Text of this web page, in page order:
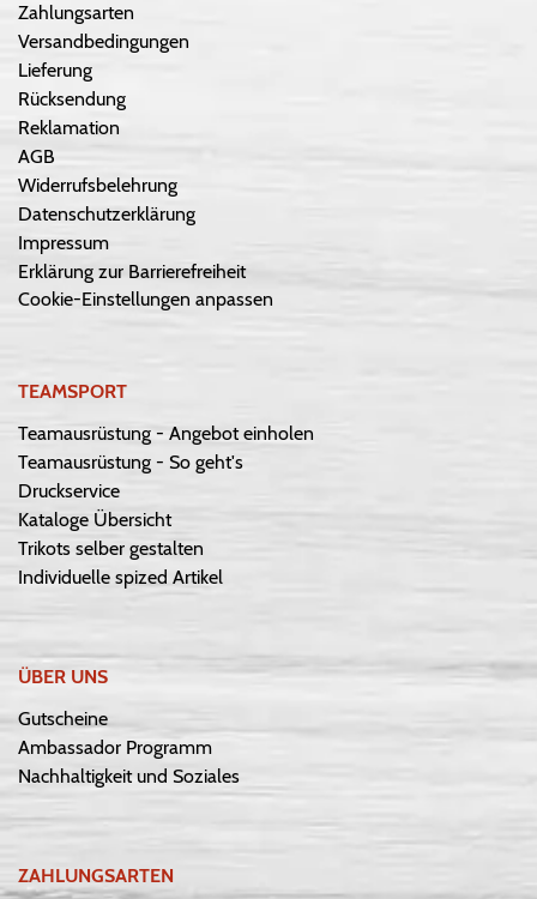
Zahlungsarten
Versandbedingungen
Lieferung
Rücksendung
Reklamation
AGB
Widerrufsbelehrung
Datenschutzerklärung
Impressum
Erklärung zur Barrierefreiheit
Cookie-Einstellungen anpassen
TEAMSPORT
Teamausrüstung - Angebot einholen
Teamausrüstung - So geht's
Druckservice
Kataloge Übersicht
Trikots selber gestalten
Individuelle spized Artikel
ÜBER UNS
Gutscheine
Ambassador Programm
Nachhaltigkeit und Soziales
ZAHLUNGSARTEN